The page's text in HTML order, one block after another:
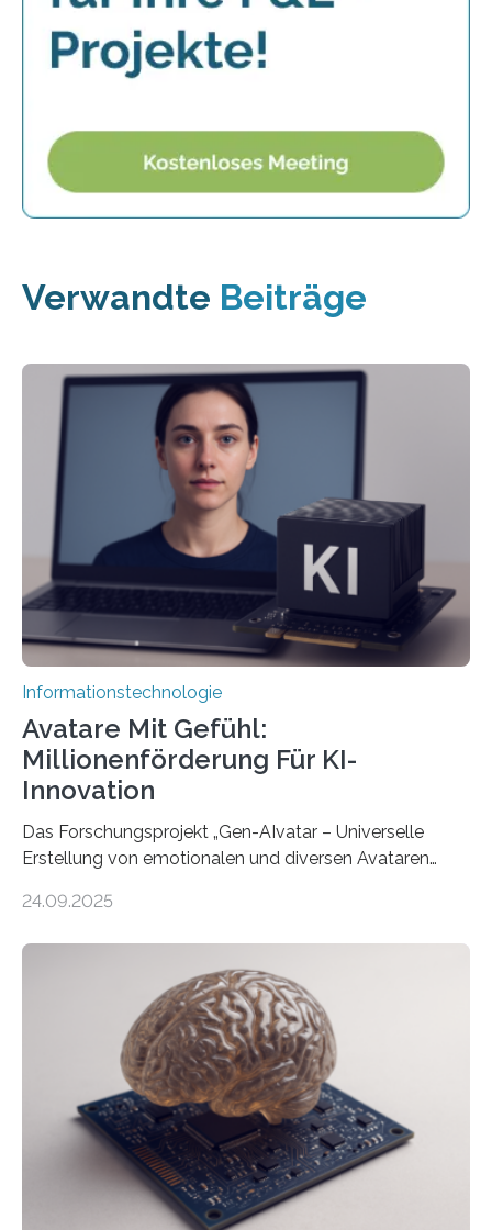
Verwandte Beiträge
Informationstechnologie
Avatare Mit Gefühl:
Millionenförderung Für KI-
Innovation
Das Forschungsprojekt „Gen-AIvatar – Universelle
Erstellung von emotionalen und diversen Avataren
Förderung in Höhe von rund 2 Millionen Euro. Dabei
der MindPort GmbH eine neuartige, KI-gestützte
Lösung zur Erzeugung von Emotionen für realistische
Avatare. Gen-AIvatar entwickelt innovative und
kosteneffiziente Methoden, um lebensechte Avatare zu
erstellen. „Besonders wichtig ist uns eine ganzheitliche
Animation, bei der Stimme, Körperbewegung, Gestik
und Mimik im Einklang sind…
24.09.2025